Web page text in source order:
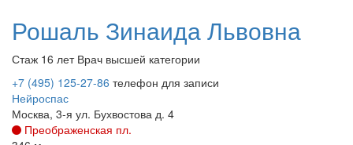
Рошаль Зинаида Львовна
Стаж 16 лет Врач высшей категории
+7 (495) 125-27-86 телефон для записи
Нейроспас
Москва, 3-я ул. Бухвостова д. 4
Преображенская пл.